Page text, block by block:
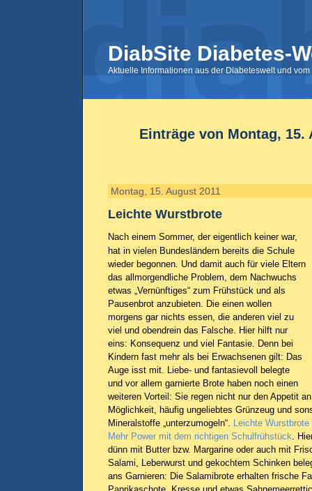
DiabSite Diabetes-
Aktuelle Informationen aus der Diabeteswelt und
Einträge von Montag, 15.
Montag, 15. August 2011
Leichte Wurstbrote
Nach einem Sommer, der eigentlich keiner war,
hat in vielen Bundesländern bereits die Schule
wieder begonnen. Und damit auch für viele Eltern
das allmorgendliche Problem, dem Nachwuchs
etwas „Vernünftiges“ zum Frühstück und als
Pausenbrot anzubieten. Die einen wollen
morgens gar nichts essen, die anderen viel zu
viel und obendrein das Falsche. Hier hilft nur
eins: Konsequenz und viel Fantasie. Denn bei
Kindern fast mehr als bei Erwachsenen gilt: Das
Auge isst mit. Liebe- und fantasievoll belegte
und vor allem garnierte Brote haben noch einen
weiteren Vorteil: Sie regen nicht nur den Appetit
Möglichkeit, häufig ungeliebtes Grünzeug und
Mineralstoffe „unterzumogeln“. Leichte Wurstbrote
Mehr Power mit dem richtigen Schulfrühstück.
dünn mit Butter bzw. Margarine oder auch mit
Salami, Leberwurst und gekochtem Schinken
ans Garnieren: Die Salamibrote erhalten frische